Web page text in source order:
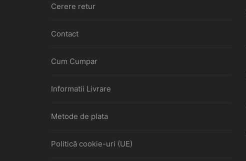
Cerere retur
Contact
Cum Cumpar
Informatii Livrare
Metode de plata
Politică cookie-uri (UE)